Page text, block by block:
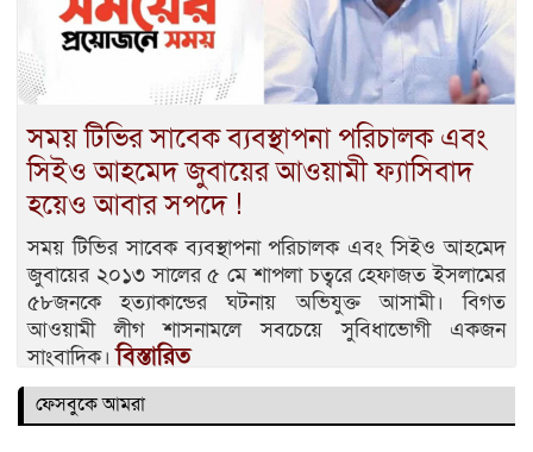
সময় টিভির সাবেক ব্যবস্থাপনা পরিচালক এবং
সিইও আহমেদ জুবায়ের আওয়ামী ফ্যাসিবাদ
হয়েও আবার সপদে !
সময় টিভির সাবেক ব্যবস্থাপনা পরিচালক এবং সিইও আহমেদ
জুবায়ের ২০১৩ সালের ৫ মে শাপলা চত্বরে হেফাজত ইসলামের
৫৮জনকে হত্যাকান্ডের ঘটনায় অভিযুক্ত আসামী। বিগত
আওয়ামী লীগ শাসনামলে সবচেয়ে সুবিধাভোগী একজন
সাংবাদিক।বিস্তারিত
ফেসবুকে আমরা